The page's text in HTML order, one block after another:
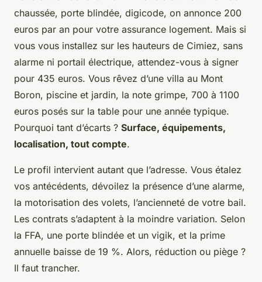
chaussée, porte blindée, digicode, on annonce 200
euros par an pour votre assurance logement. Mais si
vous vous installez sur les hauteurs de Cimiez, sans
alarme ni portail électrique, attendez-vous à signer
pour 435 euros. Vous rêvez d’une villa au Mont
Boron, piscine et jardin, la note grimpe, 700 à 1100
euros posés sur la table pour une année typique.
Pourquoi tant d’écarts ? Surface, équipements,
localisation, tout compte.
Le profil intervient autant que l’adresse. Vous étalez
vos antécédents, dévoilez la présence d’une alarme,
la motorisation des volets, l’ancienneté de votre bail.
Les contrats s’adaptent à la moindre variation. Selon
la FFA, une porte blindée et un vigik, et la prime
annuelle baisse de 19 %. Alors, réduction ou piège ?
Il faut trancher.